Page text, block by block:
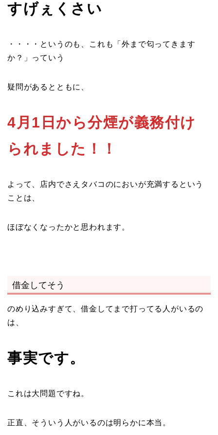
すげぇくさい
・・・・というのも、これも「外まで匂ってきます
か？」っていう
疑問があるとともに、
4月1日から分煙が義務付け
られました！！
よって、店内でさえタバコのにおいが充満するという
ことは、
ほぼなくなったかと思われます。
借金してそう
のめり込みすぎて、借金してまで打ってる人がいるの
は、
事実です。
これは大問題ですね。
正直、そういう人がいるのは明らかに本当。